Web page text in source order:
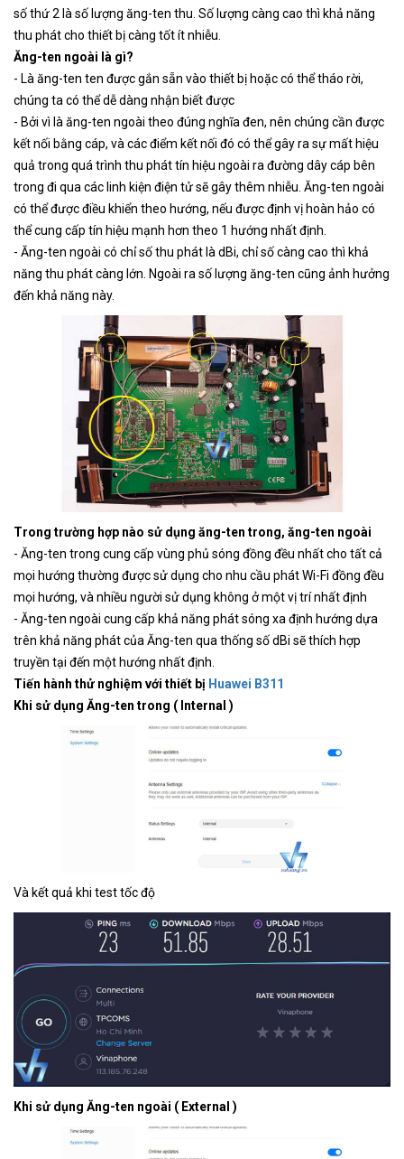
số thứ 2 là số lượng ăng-ten thu. Số lượng càng cao thì khả năng
thu phát cho thiết bị càng tốt ít nhiễu.
Ăng-ten ngoài là gì?
- Là ăng-ten ten được gắn sẵn vào thiết bị hoặc có thể tháo rời,
chúng ta có thể dễ dàng nhận biết được
- Bởi vì là ăng-ten ngoài theo đúng nghĩa đen, nên chúng cần được
kết nối bằng cáp, và các điểm kết nối đó có thể gây ra sự mất hiệu
quả trong quá trình thu phát tín hiệu ngoài ra đường dây cáp bên
trong đi qua các linh kiện điện tử sẽ gây thêm nhiễu. Ăng-ten ngoài
có thể được điều khiển theo hướng, nếu được định vị hoàn hảo có
thể cung cấp tín hiệu mạnh hơn theo 1 hướng nhất định.
- Ăng-ten ngoài có chỉ số thu phát là dBi, chỉ số càng cao thì khả
năng thu phát càng lớn. Ngoài ra số lượng ăng-ten cũng ảnh hưởng
đến khả năng này.
Trong trường hợp nào sử dụng ăng-ten trong, ăng-ten ngoài
- Ăng-ten trong cung cấp vùng phủ sóng đồng đều nhất cho tất cả
mọi hướng thường được sử dụng cho nhu cầu phát Wi-Fi đồng đều
mọi hướng, và nhiều người sử dụng không ở một vị trí nhất định
- Ăng-ten ngoài cung cấp khả năng phát sóng xa định hướng dựa
trên khả năng phát của Ăng-ten qua thống số dBi sẽ thích hợp
truyền tại đến một hướng nhất định.
Tiến hành thử nghiệm với thiết bị Huawei B311
Khi sử dụng Ăng-ten trong ( Internal )
Và kết quả khi test tốc độ
Khi sử dụng Ăng-ten ngoài ( External )